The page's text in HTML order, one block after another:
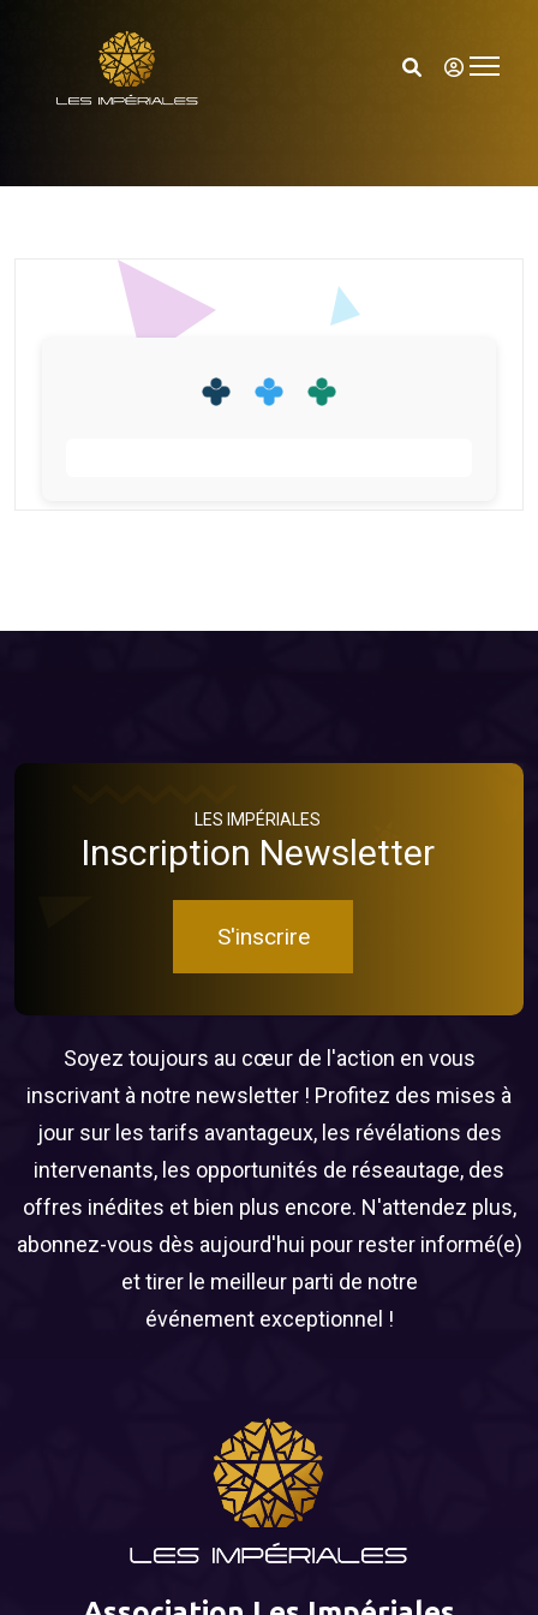
Accueil
LES IMPÉRIALES
Inscription Newsletter
S'inscrire
Soyez toujours au cœur de l'action en vous
inscrivant à notre newsletter ! Profitez des mises à
jour sur les tarifs avantageux, les révélations des
intervenants, les opportunités de réseautage, des
offres inédites et bien plus encore. N'attendez plus,
abonnez-vous dès aujourd'hui pour rester informé(e)
et tirer le meilleur parti de notre
événement exceptionnel !